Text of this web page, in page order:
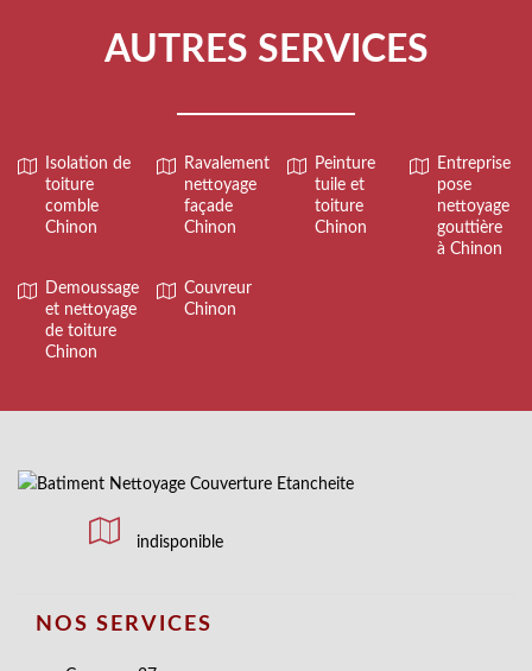
AUTRES SERVICES
Isolation de
toiture
comble
Chinon
Ravalement
nettoyage
façade
Chinon
Peinture
tuile et
toiture
Chinon
Entreprise
pose
nettoyage
gouttière
à Chinon
Demoussage
et nettoyage
de toiture
Chinon
Couvreur
Chinon
indisponible
NOS SERVICES